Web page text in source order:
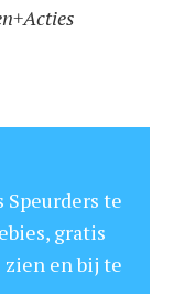
Speurders te
gratis
zien en bij te